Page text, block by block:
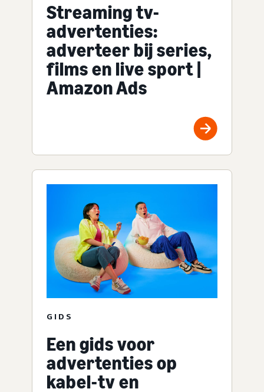
Streaming tv-
advertenties:
adverteer bij series,
films en live sport |
Amazon Ads
GIDS
Een gids voor
advertenties op
kabel-tv en